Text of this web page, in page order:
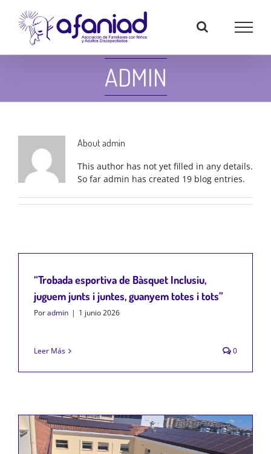
content
ADMIN
Aboutadmin
This author has not yet filled in any details.
So far admin has created 19 blog entries.
“Trobada esportiva de Bàsquet Inclusiu,
juguem junts i juntes, guanyem totes i tots”
Poradmin | 1 junio 2026
Leer Más 0